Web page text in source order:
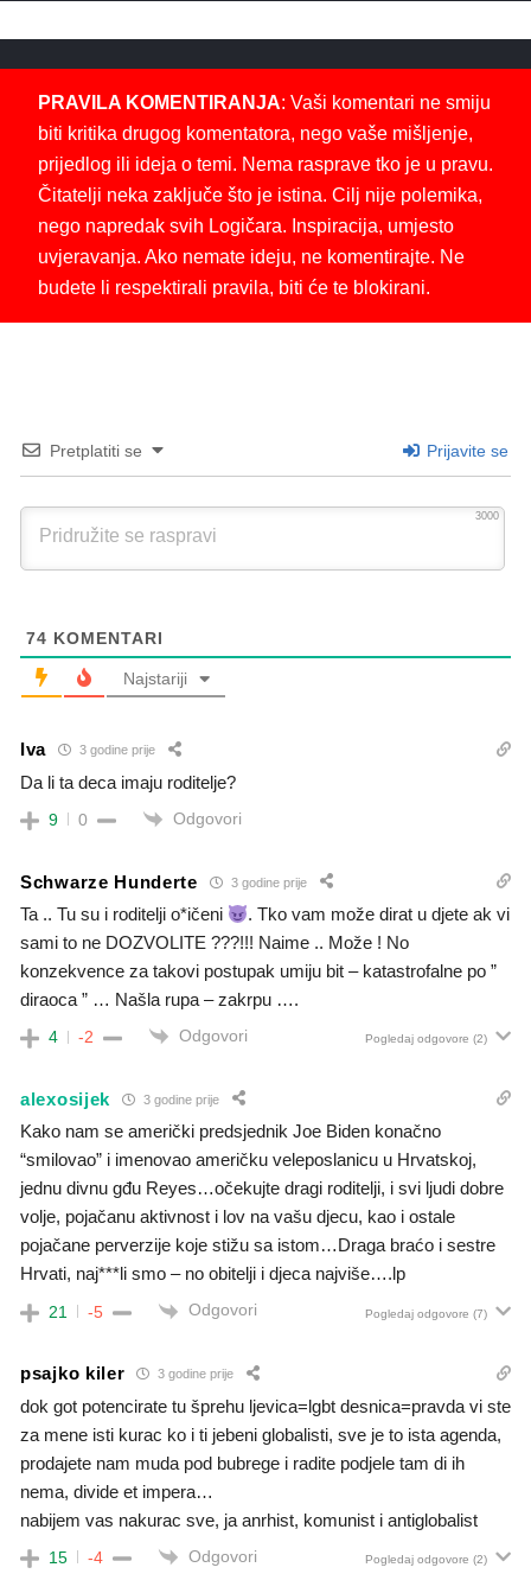
PRAVILA KOMENTIRANJA: Vaši komentari ne smiju
biti kritika drugog komentatora, nego vaše mišljenje,
prijedlog ili ideja o temi. Nema rasprave tko je u pravu.
Čitatelji neka zaključe što je istina. Cilj nije polemika,
nego napredak svih Logičara. Inspiracija, umjesto
uvjeravanja. Ako nemate ideju, ne komentirajte. Ne
budete li respektirali pravila, biti će te blokirani.
Pretplatiti se Prijavite se
3000
74 KOMENTARI
Najstariji
Iva 3 godine prije
Da li ta deca imaju roditelje?
9 0 Odgovori
Schwarze Hunderte 3 godine prije
Ta .. Tu su i roditelji o*ičeni
. Tko vam može dirat u djete ak vi
sami to ne DOZVOLITE ???!!! Naime .. Može ! No
konzekvence za takovi postupak umiju bit – katastrofalne po ”
diraoca ” … Našla rupa – zakrpu ….
4 -2 Odgovori Pogledaj odgovore (2)
alexosijek 3 godine prije
Kako nam se američki predsjednik Joe Biden konačno
“smilovao” i imenovao američku veleposlanicu u Hrvatskoj,
jednu divnu gđu Reyes…očekujte dragi roditelji, i svi ljudi dobre
volje, pojačanu aktivnost i lov na vašu djecu, kao i ostale
pojačane perverzije koje stižu sa istom…Draga braćo i sestre
Hrvati, naj***li smo – no obitelji i djeca najviše….lp
21 -5 Odgovori Pogledaj odgovore (7)
psajko kiler 3 godine prije
dok got potencirate tu šprehu ljevica=lgbt desnica=pravda vi ste
za mene isti kurac ko i ti jebeni globalisti, sve je to ista agenda,
prodajete nam muda pod bubrege i radite podjele tam di ih
nema, divide et impera…
nabijem vas nakurac sve, ja anrhist, komunist i antiglobalist
15 -4 Odgovori Pogledaj odgovore (2)